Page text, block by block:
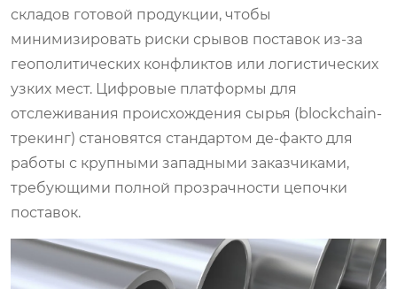
складов готовой продукции, чтобы
минимизировать риски срывов поставок из-за
геополитических конфликтов или логистических
узких мест. Цифровые платформы для
отслеживания происхождения сырья (blockchain-
трекинг) становятся стандартом де-факто для
работы с крупными западными заказчиками,
требующими полной прозрачности цепочки
поставок.